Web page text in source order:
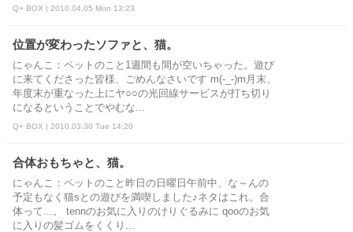
Q+ BOX | 2010.04.05 Mon 13:23
位置が変わったソファと、猫。
にゃんこ：ペットのこと1週間も間が空いちゃった。遊び
に来てくださった皆様、ごめんなさいです m(-_-)m月末、
年度末が重なった上にヤ○○の光回線サービスが打ち切り
になるということでやむな...
Q+ BOX | 2010.03.30 Tue 14:20
合体おもちゃと、猫。
にゃんこ：ペットのこと昨日の日曜日午前中、な～んの
予定もなく猫sとの遊びを満喫しました♪ネタはこれ。合
体って...。 tennのお気に入りのけりぐるみに qooのお気
に入りの髪ゴムをくくり...